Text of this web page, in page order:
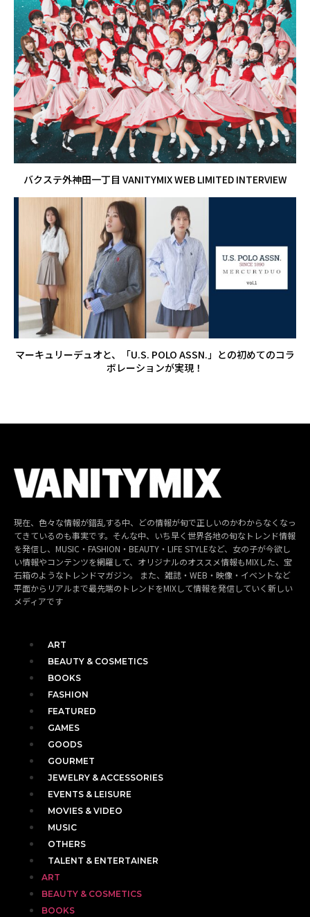
バクステ外神田一丁目 VANITYMIX WEB LIMITED INTERVIEW
マーキュリーデュオと、「U.S. POLO ASSN.」との初めてのコラ
ボレーションが実現！
現在、色々な情報が錯乱する中、どの情報が旬で正しいのかわからなくなっ
てきているのも事実です。そんな中、いち早く世界各地の旬なトレンド情報
を発信し、MUSIC・FASHION・BEAUTY・LIFE STYLEなど、女の子が今欲し
い情報やコンテンツを網羅して、オリジナルのオススメ情報もMIXした、宝
石箱のようなトレンドマガジン。 また、雑誌・WEB・映像・イベントなど
平面からリアルまで最先端のトレンドをMIXして情報を発信していく新しい
メディアです
ART
BEAUTY & COSMETICS
BOOKS
FASHION
FEATURED
GAMES
GOODS
GOURMET
JEWELRY & ACCESSORIES
EVENTS & LEISURE
MOVIES & VIDEO
MUSIC
OTHERS
TALENT & ENTERTAINER
ART
BEAUTY & COSMETICS
BOOKS